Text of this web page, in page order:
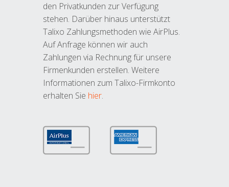
den Privatkunden zur Verfügung
stehen. Darüber hinaus unterstützt
Talixo Zahlungsmethoden wie AirPlus.
Auf Anfrage können wir auch
Zahlungen via Rechnung für unsere
Firmenkunden erstellen. Weitere
Informationen zum Talixo-Firmkonto
erhalten Sie hier.